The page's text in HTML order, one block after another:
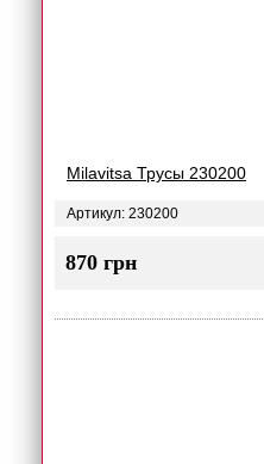
Milavitsa Трусы 230200
Артикул: 230200
870 грн